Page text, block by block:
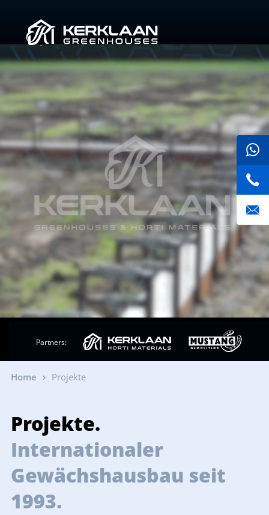
Partners:
Home Projekte
Projekte.
Internationaler
Gewächshausbau seit
1993.